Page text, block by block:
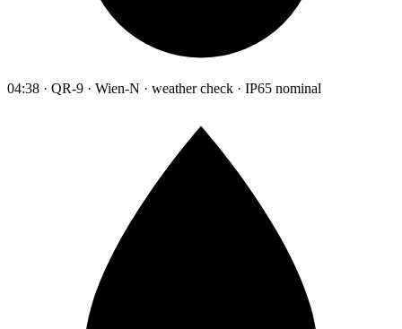
04:38 · QR-9 · Wien-N · weather check · IP65 nominal